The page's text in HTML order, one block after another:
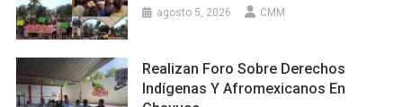
agosto 5, 2026 CMM
Realizan Foro Sobre Derechos
Indígenas Y Afromexicanos En